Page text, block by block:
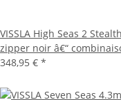
VISSLA High Seas 2
zipper noir â€“
348,95 € *